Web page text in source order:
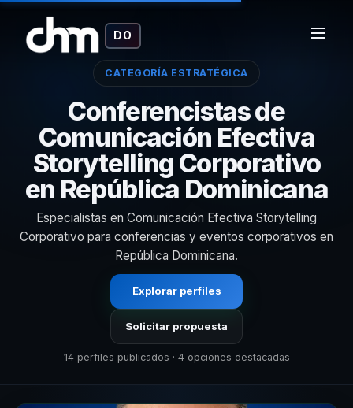
DO
CATEGORÍA ESTRATÉGICA
Conferencistas de
Comunicación Efectiva
Storytelling Corporativo
en República Dominicana
Especialistas en Comunicación Efectiva Storytelling
Corporativo para conferencias y eventos corporativos en
República Dominicana.
Explorar perfiles
Solicitar propuesta
14 perfiles publicados · 4 opciones destacadas